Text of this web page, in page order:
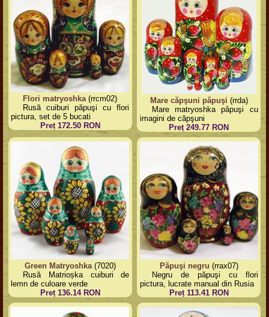
Flori matryoshka(rrcm02)
Rusă cuiburi păpuşi cu flori
pictura, set de 5 bucati
Preț 172.50 RON
Mare căpşuni păpuşi (rrda)
Mare matryoshka păpuşi cu
imagini de căpşuni
Preț 249.77 RON
Green Matryoshka(7020)
Rusă Matrioșka cuiburi de
lemn de culoare verde
Preț 136.14 RON
Păpuşi negru (rrax07)
Negru de păpuşi cu flori
pictura, lucrate manual din Rusia
Preț 113.41 RON